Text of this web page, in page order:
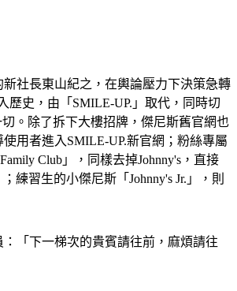
歷史，由「SMILE-UP.」取代，同時切
。除了拆下大樓招牌，傑尼斯舊官網也
用者進入SMILE-UP.新官網；粉絲專屬
Club」，同樣去掉Johnny's，直接
練習生的小傑尼斯「Johnny's Jr.」，則